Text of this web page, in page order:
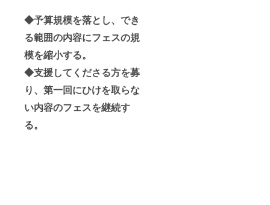
◆予算規模を落とし、でき
る範囲の内容にフェスの規
模を縮小する。
◆支援してくださる方を募
り、第一回にひけを取らな
い内容のフェスを継続す
る。